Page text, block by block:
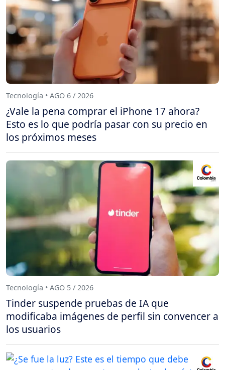
Tecnología • AGO 6 / 2026
¿Vale la pena comprar el iPhone 17 ahora?
Esto es lo que podría pasar con su precio en
los próximos meses
Tecnología • AGO 5 / 2026
Tinder suspende pruebas de IA que
modificaba imágenes de perfil sin convencer a
los usuarios